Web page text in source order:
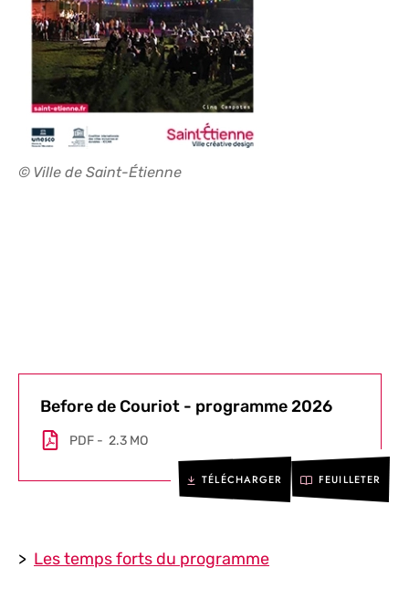
© Ville de Saint-Étienne
Before de Couriot - programme 2026
PDF 2.3 MO
TÉLÉCHARGER FEUILLETER
> Les temps forts du programme